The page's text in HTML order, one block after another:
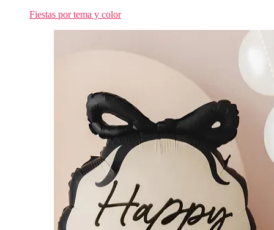
Fiestas por tema y color